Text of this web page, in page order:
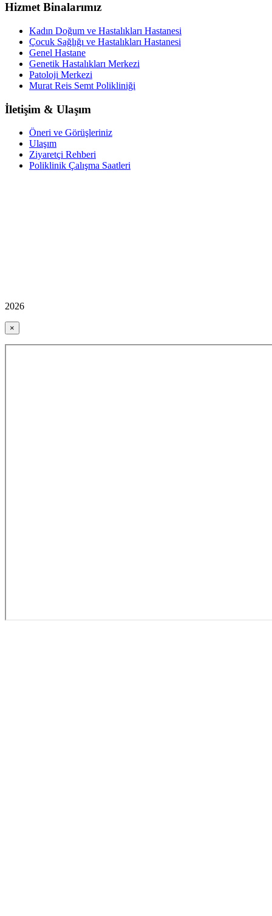
Hizmet Binalarımız
Kadın Doğum ve Hastalıkları Hastanesi
Çocuk Sağlığı ve Hastalıkları Hastanesi
Genel Hastane
Genetik Hastalıkları Merkezi
Patoloji Merkezi
Murat Reis Semt Polikliniği
İletişim & Ulaşım
Öneri ve Görüşleriniz
Ulaşım
Ziyaretçi Rehberi
Poliklinik Çalışma Saatleri
2026
×